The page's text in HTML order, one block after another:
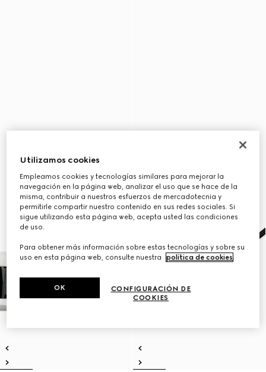
Utilizamos cookies
Empleamos cookies y tecnologías similares para mejorar la
navegación en la página web, analizar el uso que se hace de la
misma, contribuir a nuestros esfuerzos de mercadotecnia y
permitirle compartir nuestro contenido en sus redes sociales. Si
sigue utilizando esta página web, acepta usted las condiciones
de uso.
Para obtener más información sobre estas tecnologías y sobre su
uso en esta página web, consulte nuestra
política de cookies.
CONFIGURACIÓN DE
COOKIES
OK